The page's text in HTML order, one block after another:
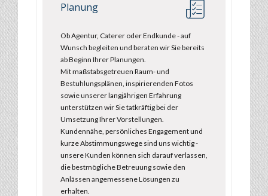
Planung
Ob Agentur, Caterer oder Endkunde - auf
Wunsch begleiten und beraten wir Sie bereits
ab Beginn Ihrer Planungen.
Mit maßstabsgetreuen Raum- und
Bestuhlungsplänen, inspirierenden Fotos
sowie unserer langjährigen Erfahrung
unterstützen wir Sie tatkräftig bei der
Umsetzung Ihrer Vorstellungen.
Kundennähe, persönliches Engagement und
kurze Abstimmungswege sind uns wichtig -
unsere Kunden können sich darauf verlassen,
die bestmögliche Betreuung sowie den
Anlässen angemessene Lösungen zu
erhalten.